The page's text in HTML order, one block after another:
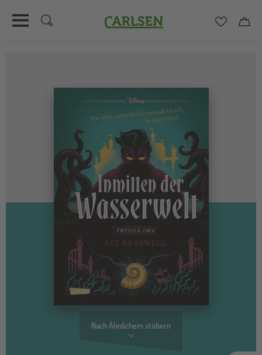
Carlsen
Nach Ähnlichem stöbern